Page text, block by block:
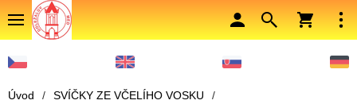
Úvod / SVÍČKY ZE VČELÍHO VOSKU
/